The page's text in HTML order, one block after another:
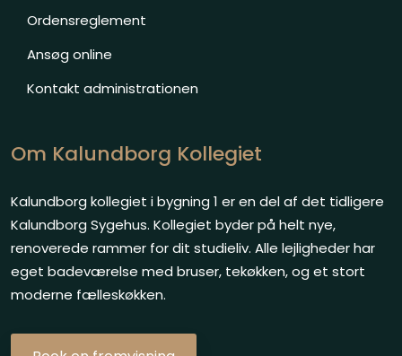
Ordensreglement
Ansøg online
Kontakt administrationen
Om Kalundborg Kollegiet
​Kalundborg kollegiet i bygning 1 er en del af det tidligere
Kalundborg Sygehus. Kollegiet byder på helt nye,
renoverede rammer for dit studieliv. Alle lejligheder har
eget badeværelse med bruser, tekøkken, og et stort
moderne fælleskøkken.